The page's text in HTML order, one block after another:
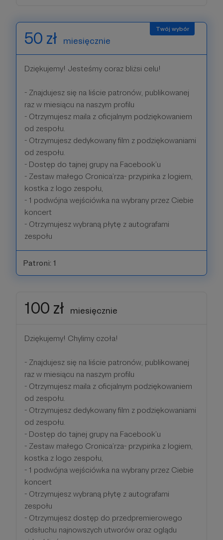
50 zł miesięcznie
Dziękujemy! Jesteśmy coraz bliżsi celu!
- Znajdujesz się na liście patronów, publikowanej
raz w miesiącu na naszym profilu
- Otrzymujesz maila z oficjalnym podziękowaniem
od zespołu.
- Otrzymujesz dedykowany film z podziękowaniami
od zespołu.
- Dostęp do tajnej grupy na Facebook’u
- Zestaw małego Cronica’rza- przypinka z logiem,
kostka z logo zespołu,
- 1 podwójna wejściówka na wybrany przez Ciebie
koncert
- Otrzymujesz wybraną płytę z autografami
zespołu
Patroni: 1
100 zł miesięcznie
Dziękujemy! Chylimy czoła!
- Znajdujesz się na liście patronów, publikowanej
raz w miesiącu na naszym profilu
- Otrzymujesz maila z oficjalnym podziękowaniem
od zespołu.
- Otrzymujesz dedykowany film z podziękowaniami
od zespołu.
- Dostęp do tajnej grupy na Facebook’u
- Zestaw małego Cronica’rza- przypinka z logiem,
kostka z logo zespołu,
- 1 podwójna wejściówka na wybrany przez Ciebie
koncert
- Otrzymujesz wybraną płytę z autografami
zespołu
- Otrzymujesz dostęp do przedpremierowego
odsłuchu najnowszych utworów oraz oglądu